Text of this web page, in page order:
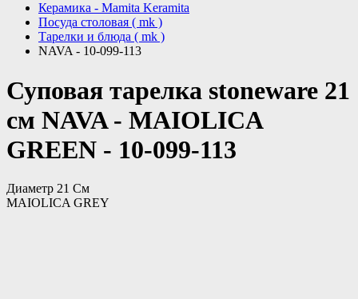
Керамика - Mamita Keramita
Посуда столовая ( mk )
Тарелки и блюда ( mk )
NAVA - 10-099-113
Суповая тарелка stoneware 21
см NAVA - MAIOLICA
GREEN - 10-099-113
Диаметр 21 См
MAIOLICA GREY